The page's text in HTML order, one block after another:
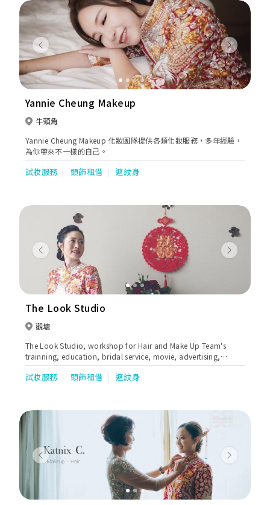
Previous Next
Yannie Cheung Makeup
牛頭角
Yannie Cheung Makeup 化妝團隊提供各類化妝服務，多年經驗，
為你帶來不一樣的自己。
試妝服務 頭飾租借 遮紋身
Previous Next
The Look Studio
觀塘
The Look Studio, workshop for Hair and Make Up Team's
trainning, education, bridal service, movie, advertising,
editoral...etc.
試妝服務 頭飾租借 遮紋身
Previous Next